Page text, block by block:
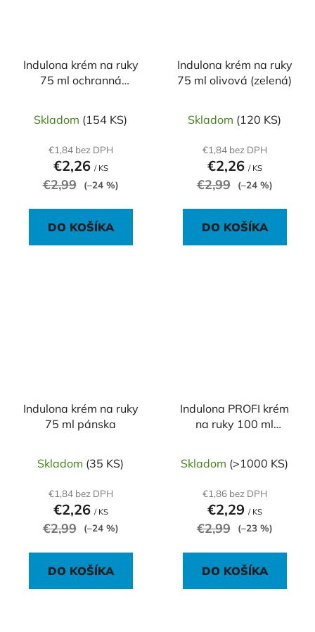
Indulona krém na ruky
75 ml ochranná
Skladom (154 KS)
€1,84 bez DPH
€2,26 / KS
€2,99 (–24 %)
DO KOŠÍKA
Indulona krém na ruky
75 ml olivová (zelená)
Skladom (120 KS)
€1,84 bez DPH
€2,26 / KS
€2,99 (–24 %)
DO KOŠÍKA
Indulona krém na ruky
75 ml pánska
Skladom (35 KS)
€1,84 bez DPH
€2,26 / KS
€2,99 (–24 %)
DO KOŠÍKA
Indulona PROFI krém
na ruky 100 ml
Skladom (>1000 KS)
€1,86 bez DPH
€2,29 / KS
€2,99 (–23 %)
DO KOŠÍKA